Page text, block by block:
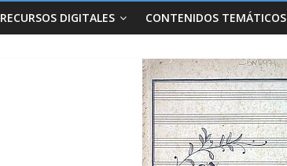
RECURSOS DIGITALES CONTENIDOS TEMÁTICOS